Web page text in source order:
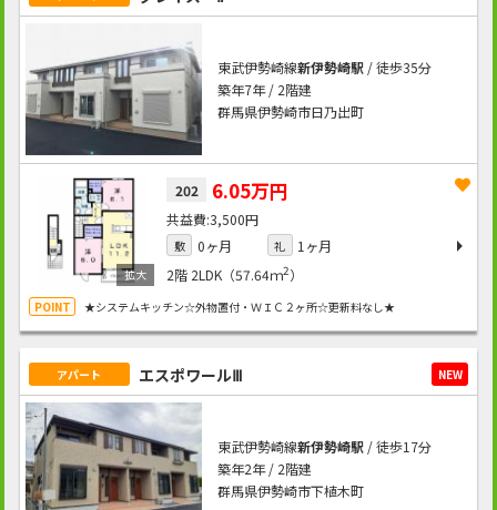
東武伊勢崎線新伊勢崎駅/ 徒歩35分
築年7年 / 2階建
群馬県伊勢崎市日乃出町
202 6.05万円
3,500円
敷 0ヶ月 礼
1ヶ月
2階 2LDK（57.64ｍ2）
★システムキッチン☆外物置付・ＷＩＣ２ヶ所☆更新料なし★
アパート エスポワールⅢ NEW
東武伊勢崎線新伊勢崎駅/ 徒歩17分
築年2年 / 2階建
群馬県伊勢崎市下植木町